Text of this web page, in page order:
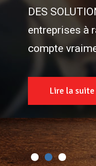
DES
entreprises à
compte
Lire la suite